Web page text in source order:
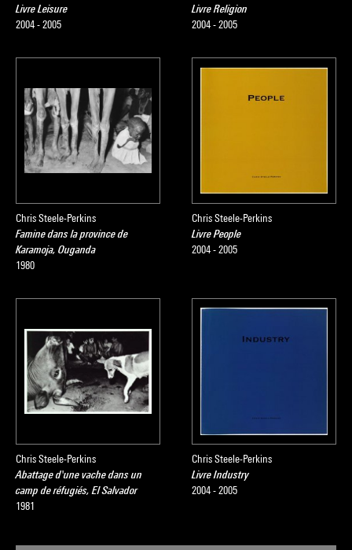
Livre Leisure
2004 - 2005
Livre Religion
2004 - 2005
Chris Steele-Perkins
Famine dans la province de
Karamoja, Ouganda
1980
Chris Steele-Perkins
Livre People
2004 - 2005
Chris Steele-Perkins
Abattage d'une vache dans un
camp de réfugiés, El Salvador
1981
Chris Steele-Perkins
Livre Industry
2004 - 2005